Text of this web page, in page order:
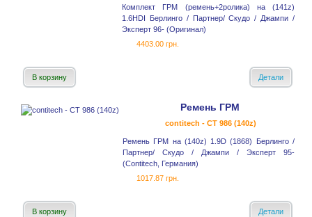
Комплект ГРМ (ремень+2ролика) на (141z)
1.6HDI Берлинго / Партнер/ Скудо / Джампи /
Эксперт 96- (Оригинал)
4403.00 грн.
В корзину Детали
Ремень ГРМ
contitech - CT 986 (140z)
Ремень ГРМ на (140z) 1.9D (1868) Берлинго /
Партнер/ Скудо / Джампи / Эксперт 95-
(Contitech, Германия)
1017.87 грн.
В корзину Детали